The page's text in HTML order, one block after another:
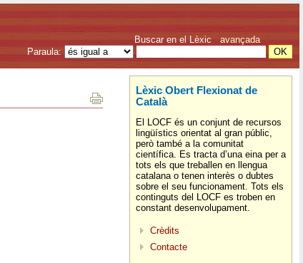
Buscar en el Lèxic avançada
Paraula:
Lèxic Obert Flexionat de
Català
El LOCF és un conjunt de recursos
lingüístics orientat al gran públic,
però també a la comunitat
científica. Es tracta d’una eina per a
tots els que treballen en llengua
catalana o tenen interès o dubtes
sobre el seu funcionament. Tots els
continguts del LOCF es troben en
constant desenvolupament.
Crèdits
Contacte